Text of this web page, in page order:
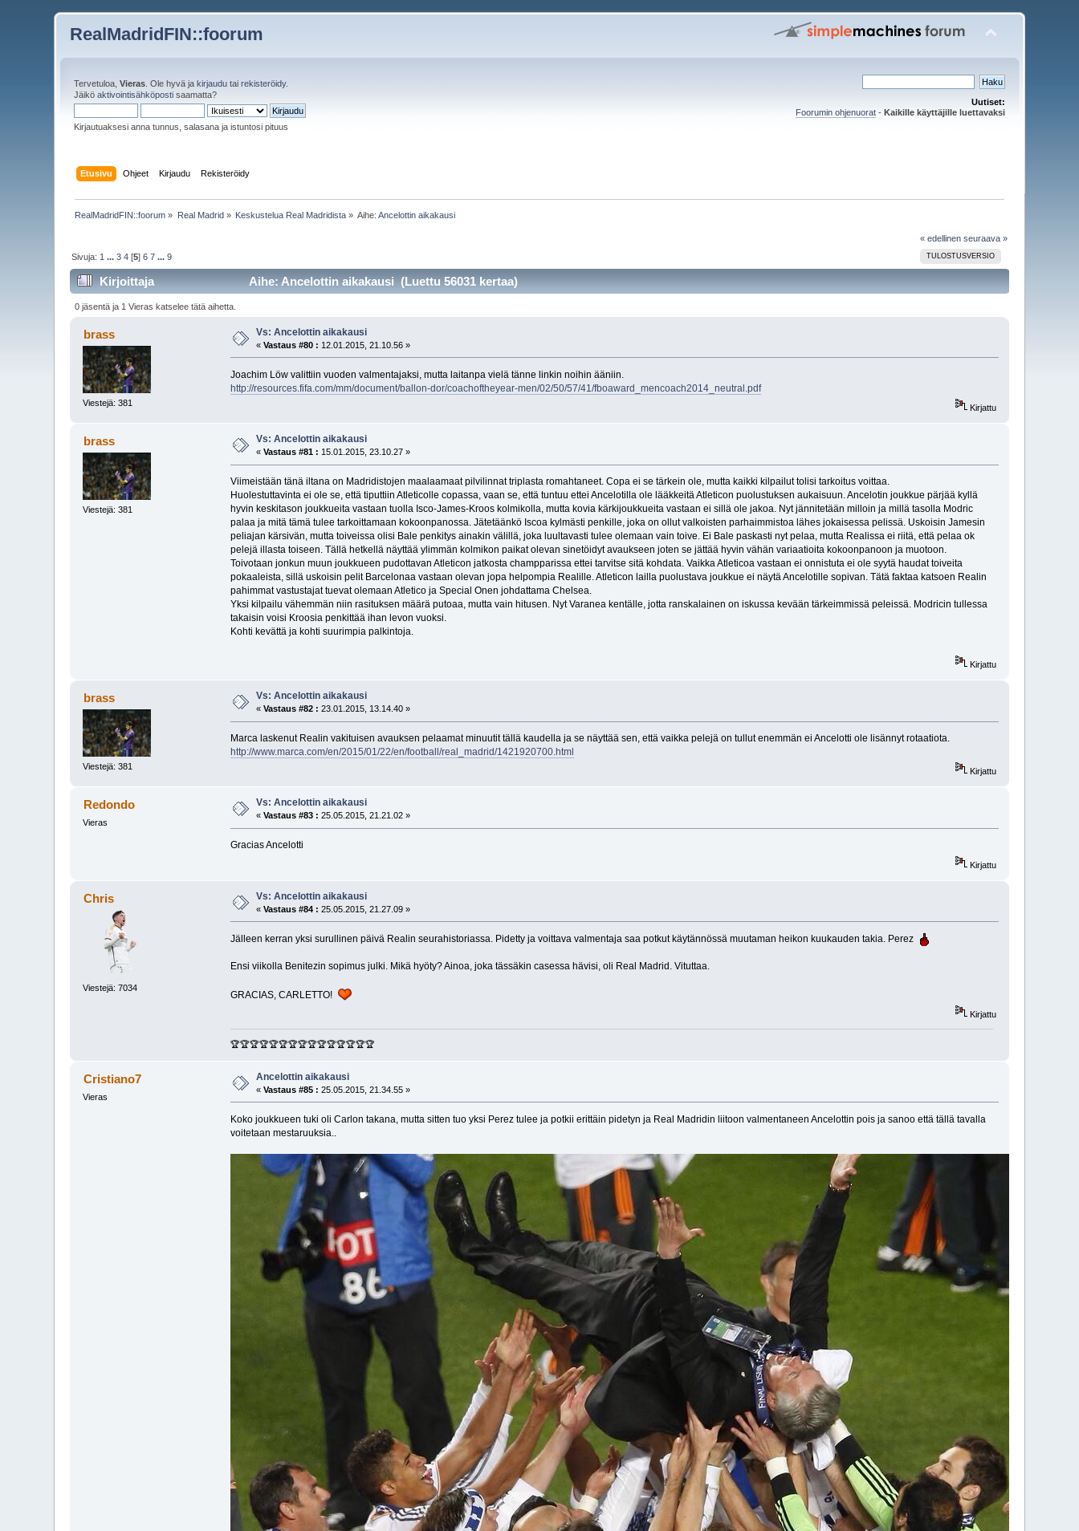
RealMadridFIN::foorum
Tervetuloa,Vieras . Ole hyvä jakirjaudu tairekisteröidy.
Jäiköaktivointisähköposti saamatta?
Kirjautuaksesi anna tunnus, salasana ja istuntosi pituus
Uutiset:
Foorumin ohjenuorat- Kaikille käyttäjille luettavaksi
Etusivu Ohjeet Kirjaudu Rekisteröidy
RealMadridFIN::foorum » Real Madrid» Keskustelua Real Madridista » Aihe:Ancelottin aikakausi
« edellinen seuraava »
TULOSTUSVERSIO
Sivuja: 1 ...3 4 [5]6 7 ...9
Kirjoittaja Aihe: Ancelottin aikakausi (Luettu 56031 kertaa)
0 jäsentä ja 1 Vieras katselee tätä aihetta.
brass
Viestejä: 381
Vs: Ancelottin aikakausi
«Vastaus #80 : 12.01.2015, 21.10.56 »
Joachim Löw valittiin vuoden valmentajaksi, mutta laitanpa vielä tänne linkin noihin ääniin.
http://resources.fifa.com/mm/document/ballon-dor/coachoftheyear-men/02/50/57/41/fboaward_mencoach2014_neutral.pdf
Kirjattu
brass
Viestejä: 381
Vs: Ancelottin aikakausi
«Vastaus #81 : 15.01.2015, 23.10.27 »
Viimeistään tänä iltana on Madridistojen maalaamaat pilvilinnat triplasta romahtaneet. Copa ei se tärkein ole, mutta kaikki kilpailut tolisi tarkoitus voittaa.
Huolestuttavinta ei ole se, että tiputtiin Atleticolle copassa, vaan se, että tuntuu ettei Ancelotilla ole lääkkeitä Atleticon puolustuksen aukaisuun. Ancelotin joukkue pärjää kyllä
hyvin keskitason joukkueita vastaan tuolla Isco-James-Kroos kolmikolla, mutta kovia kärkijoukkueita vastaan ei sillä ole jakoa. Nyt jännitetään milloin ja millä tasolla Modric
palaa ja mitä tämä tulee tarkoittamaan kokoonpanossa. Jätetäänkö Iscoa kylmästi penkille, joka on ollut valkoisten parhaimmistoa lähes jokaisessa pelissä. Uskoisin Jamesin
peliajan kärsivän, mutta toiveissa olisi Bale penkitys ainakin välillä, joka luultavasti tulee olemaan vain toive. Ei Bale paskasti nyt pelaa, mutta Realissa ei riitä, että pelaa ok
pelejä illasta toiseen. Tällä hetkellä näyttää ylimmän kolmikon paikat olevan sinetöidyt avaukseen joten se jättää hyvin vähän variaatioita kokoonpanoon ja muotoon.
Toivotaan jonkun muun joukkueen pudottavan Atleticon jatkosta champparissa ettei tarvitse sitä kohdata. Vaikka Atleticoa vastaan ei onnistuta ei ole syytä haudat toiveita
pokaaleista, sillä uskoisin pelit Barcelonaa vastaan olevan jopa helpompia Realille. Atleticon lailla puolustava joukkue ei näytä Ancelotille sopivan. Tätä faktaa katsoen Realin
pahimmat vastustajat tuevat olemaan Atletico ja Special Onen johdattama Chelsea.
Yksi kilpailu vähemmän niin rasituksen määrä putoaa, mutta vain hitusen. Nyt Varanea kentälle, jotta ranskalainen on iskussa kevään tärkeimmissä peleissä. Modricin tullessa
takaisin voisi Kroosia penkittää ihan levon vuoksi.
Kohti kevättä ja kohti suurimpia palkintoja.
Kirjattu
brass
Viestejä: 381
Vs: Ancelottin aikakausi
«Vastaus #82 : 23.01.2015, 13.14.40 »
Marca laskenut Realin vakituisen avauksen pelaamat minuutit tällä kaudella ja se näyttää sen, että vaikka pelejä on tullut enemmän ei Ancelotti ole lisännyt rotaatiota.
http://www.marca.com/en/2015/01/22/en/football/real_madrid/1421920700.html
Kirjattu
Redondo
Vieras
Vs: Ancelottin aikakausi
«Vastaus #83 : 25.05.2015, 21.21.02 »
Gracias Ancelotti
Kirjattu
Chris
Viestejä: 7034
Vs: Ancelottin aikakausi
«Vastaus #84 : 25.05.2015, 21.27.09 »
Jälleen kerran yksi surullinen päivä Realin seurahistoriassa. Pidetty ja voittava valmentaja saa potkut käytännössä muutaman heikon kuukauden takia. Perez
Ensi viikolla Benitezin sopimus julki. Mikä hyöty? Ainoa, joka tässäkin casessa hävisi, oli Real Madrid. Vituttaa.
GRACIAS, CARLETTO!
Kirjattu
🏆🏆🏆🏆🏆🏆🏆🏆🏆🏆🏆🏆🏆🏆🏆
Cristiano7
Vieras
Ancelottin aikakausi
«Vastaus #85 : 25.05.2015, 21.34.55 »
Koko joukkueen tuki oli Carlon takana, mutta sitten tuo yksi Perez tulee ja potkii erittäin pidetyn ja Real Madridin liitoon valmentaneen Ancelottin pois ja sanoo että tällä tavalla
voitetaan mestaruuksia..